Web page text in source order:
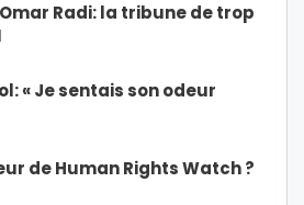
Radi: la tribune de trop
« Je sentais son odeur
de Human Rights Watch ?